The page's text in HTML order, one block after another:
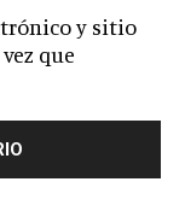
y sitio
que